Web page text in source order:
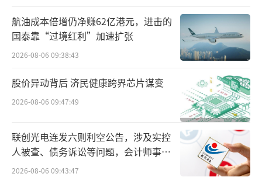
感染发炎、长痘痘的也不在少数。
可以看到的是，相关反馈并非个例，以杭
州浪浪浪水公园为例，在该乐园的团购评论
区，超过500条的帖子给出了差评的评价，其中
多数反馈为“水质脏差、皮肤感染”等。
航油成本倍增仍净赚62亿港元，进击的
国泰靠“过境红利”加速扩张
2026-08-06 09:38:43
股价异动背后 济民健康跨界芯片谋变
2026-08-06 09:47:49
联创光电连发六则利空公告，涉及实控
人被查、债务诉讼等问题，会计师事务
所曾出具“保留意见”
2026-08-06 09:43:47